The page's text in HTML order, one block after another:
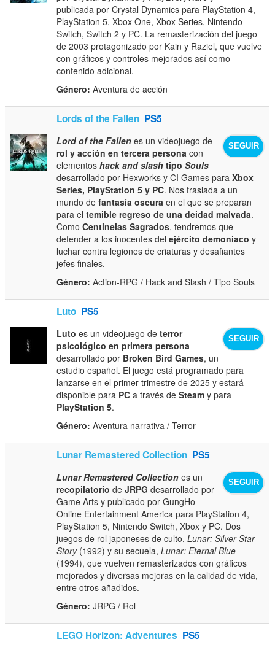
publicada por Crystal Dynamics para PlayStation 4,
PlayStation 5, Xbox One, Xbox Series, Nintendo
Switch, Switch 2 y PC. La remasterización del juego
de 2003 protagonizado por Kain y Raziel, que vuelve
con gráficos y controles mejorados así como
contenido adicional.
Género: Aventura de acción
Lords of the Fallen PS5
SEGUIR
Lord of the Fallen es un videojuego de
rol y acción en tercera persona con
elementoshack and slash tipoSouls
desarrollado por Hexworks y CI Games paraXbox
Series, PlayStation 5 y PC. Nos traslada a un
mundo defantasía oscura en el que se preparan
para eltemible regreso de una deidad malvada.
ComoCentinelas Sagrados, tendremos que
defender a los inocentes delejército demoniaco y
luchar contra legiones de criaturas y desafiantes
jefes finales.
Género: Action-RPG / Hack and Slash / Tipo Souls
Luto PS5
SEGUIR
Luto es un videojuego deterror
psicológico en primera persona
desarrollado por Broken Bird Games, un
estudio español. El juego está programado para
lanzarse en el primer trimestre de 2025 y estará
disponible para PC a través deSteam y para
PlayStation 5.
Género: Aventura narrativa / Terror
Lunar Remastered Collection PS5
SEGUIR
Lunar Remastered Collection es un
recopilatorio deJRPG desarrollado por
Game Arts y publicado por GungHo
Online Entertainment America para PlayStation 4,
PlayStation 5, Nintendo Switch, Xbox y PC. Dos
juegos de rol japoneses de culto,Lunar: Silver Star
Story(1992) y su secuela,Lunar: Eternal Blue
(1994), que vuelven remasterizados con gráficos
mejorados y diversas mejoras en la calidad de vida,
entre otros añadidos.
Género: JRPG / Rol
LEGO Horizon: Adventures PS5